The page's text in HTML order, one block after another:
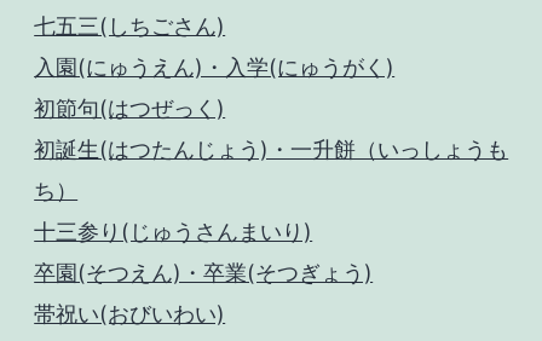
七五三(しちごさん)
入園(にゅうえん)・入学(にゅうがく)
初節句(はつぜっく)
初誕生(はつたんじょう)・一升餅（いっしょうも
ち）
十三参り(じゅうさんまいり)
卒園(そつえん)・卒業(そつぎょう)
帯祝い(おびいわい)